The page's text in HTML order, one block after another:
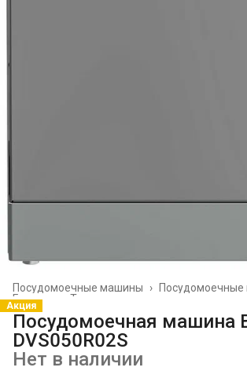
Посудомоечные машины
›
Техника для кухни
Главная
Акция
Посудомоечная машина
DVS050R02S
Нет в наличии